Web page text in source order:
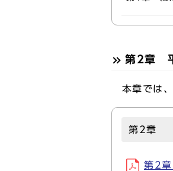
第2章
本章では、
第2章
第2